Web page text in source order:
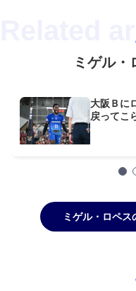
ミゲル・
大阪Ｂに
戻ってこ
ミゲル・ロペ